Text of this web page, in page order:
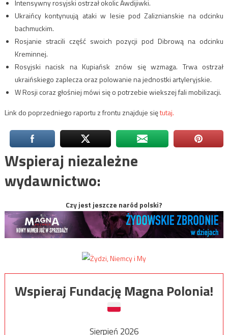
Intensywny rosyjski ostrzał okolic Awdijiwki.
Ukraińcy kontynuują ataki w lesie pod Zaliznianskie na odcinku
bachmuckim.
Rosjanie stracili część swoich pozycji pod Dibrową na odcinku
Kreminnej.
Rosyjski nacisk na Kupiańsk znów się wzmaga. Trwa ostrzał
ukraińskiego zaplecza oraz polowanie na jednostki artyleryjskie.
W Rosji coraz głośniej mówi się o potrzebie wiekszej fali mobilizacji.
Link do poprzedniego raportu z frontu znajduje siętutaj.
Wspieraj niezależne
wydawnictwo:
Czy jest jeszcze naród polski?
Wspieraj Fundację Magna Polonia!
Sierpień 2026